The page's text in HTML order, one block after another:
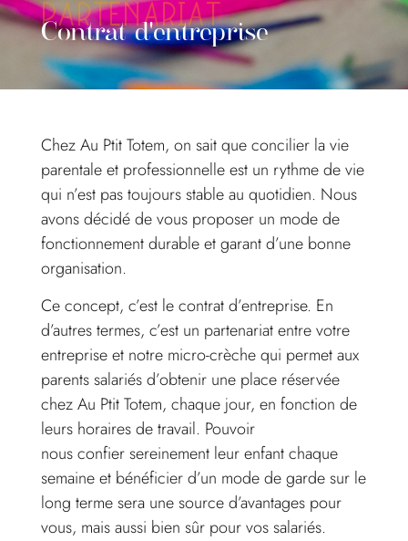
PARTENARIAT
Contrat d'entreprise
Chez Au Ptit Totem, on sait que concilier la vie
parentale et professionnelle est un rythme de vie
qui n’est pas toujours stable au quotidien. Nous
avons décidé de vous proposer un mode de
fonctionnement durable et garant d’une bonne
organisation.
Ce concept, c’est le contrat d’entreprise. En
d’autres termes, c’est un partenariat entre votre
entreprise et notre micro-crèche qui permet aux
parents salariés d’obtenir une place réservée
chez Au Ptit Totem, chaque jour, en fonction de
leurs horaires de travail. Pouvoir
nous confier sereinement leur enfant chaque
semaine et bénéficier d’un mode de garde sur le
long terme sera une source d’avantages pour
vous, mais aussi bien sûr pour vos salariés.